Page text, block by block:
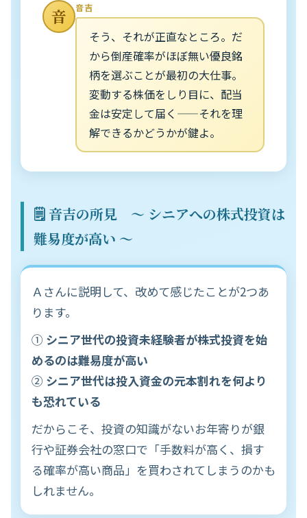
音 音吉
そう、それが正直なところ。だ
から倒産確率がほぼ無い優良銘
柄を選ぶことが最初の大仕事。
変動する株価をしり目に、配当
金は安定して届く——それを理
解できるかどうかが鍵よ。
🗒️ 音吉の所見 〜 シニアへの株式投資は
難易度が高い 〜
Ａさんに説明して、改めて感じたことが2つあ
ります。
① シニア世代の投資未経験者が株式投資を始
めるのは難易度が高い
② シニア世代は投入資金の元本割れを何より
も恐れている
だからこそ、投資の知識がないお年寄りが銀
行や証券会社の窓口で「手数料が高く、損す
る確率が高い商品」を買わされてしまうのかも
しれません。